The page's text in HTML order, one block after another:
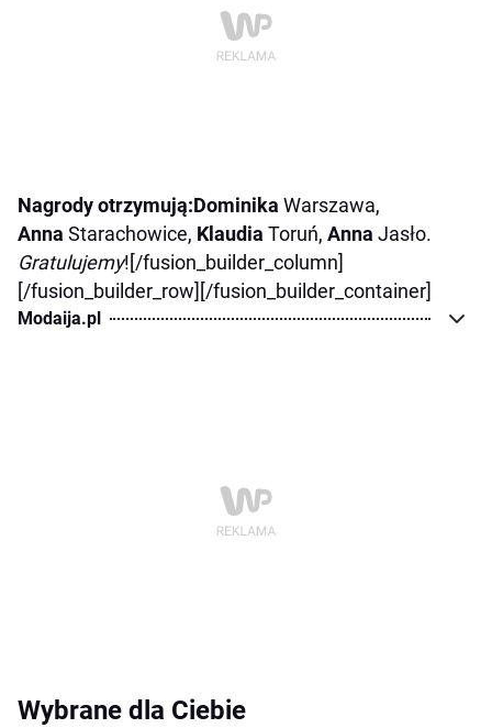
Nagrodyotrzymują:Dominika Warszawa,
Anna Starachowice, Klaudia Toruń, Anna Jasło.
Gratulujemy![/fusion_builder_column]
[/fusion_builder_row][/fusion_builder_container]
Modaija.pl
Wybrane dla Ciebie